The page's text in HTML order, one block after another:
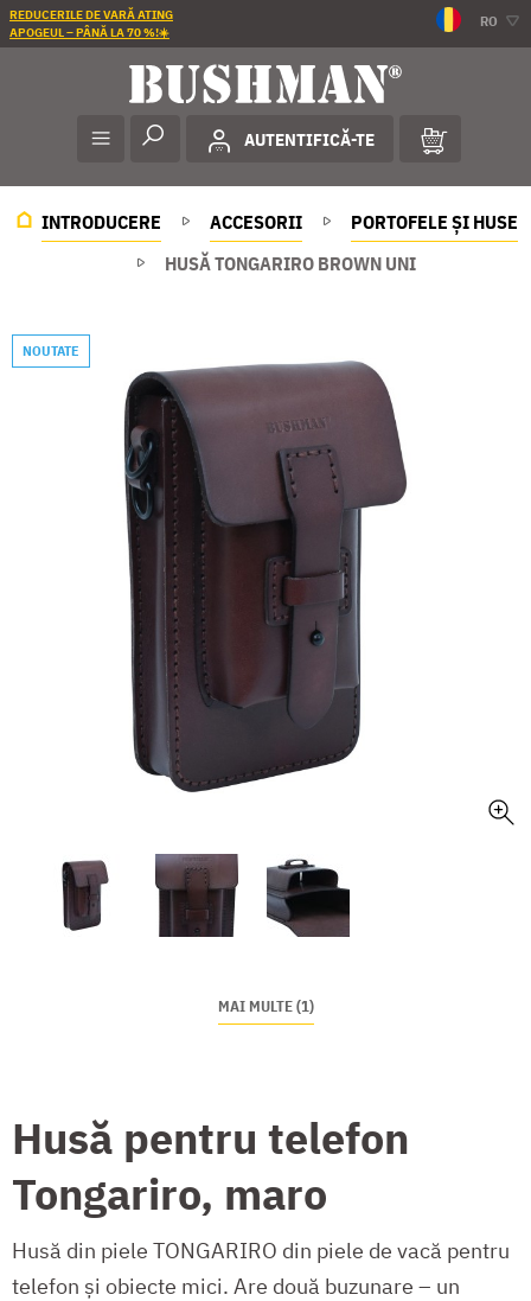
REDUCERILE DE VARĂ ATING
APOGEUL – PÂNĂ LA 70 %!☀️
RO
AUTENTIFICĂ-TE
INTRODUCERE ACCESORII
PORTOFELE ȘI HUSE
HUSĂ TONGARIRO BROWN UNI
NOUTATE
MAI MULTE (1)
Husă pentru telefon
Tongariro, maro
Husă din piele TONGARIRO din piele de vacă pentru
telefon și obiecte mici. Are două buzunare – un